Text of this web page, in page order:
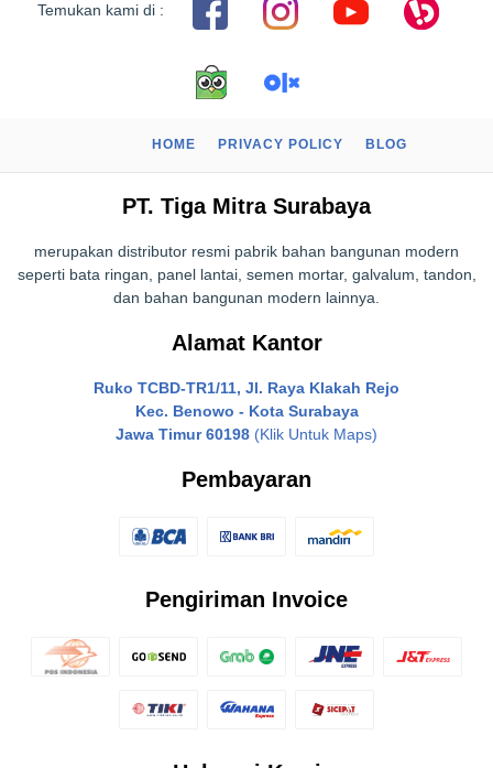
Temukan kami di :
HOME PRIVACY POLICY BLOG
PT. Tiga Mitra Surabaya
merupakan distributor resmi pabrik bahan bangunan modern
seperti bata ringan, panel lantai, semen mortar, galvalum, tandon,
dan bahan bangunan modern lainnya.
Alamat Kantor
Ruko TCBD-TR1/11, Jl. Raya Klakah Rejo
Kec. Benowo - Kota Surabaya
Jawa Timur 60198 (Klik Untuk Maps)
Pembayaran
Pengiriman Invoice